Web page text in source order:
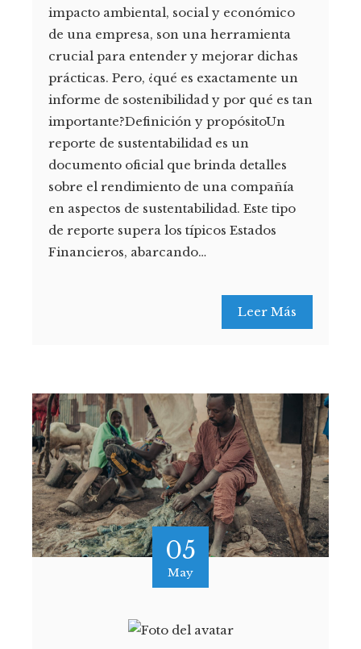
impacto ambiental, social y económico
de una empresa, son una herramienta
crucial para entender y mejorar dichas
prácticas. Pero, ¿qué es exactamente un
informe de sostenibilidad y por qué es tan
importante?Definición y propósitoUn
reporte de sustentabilidad es un
documento oficial que brinda detalles
sobre el rendimiento de una compañía
en aspectos de sustentabilidad. Este tipo
de reporte supera los típicos Estados
Financieros, abarcando…
Leer Más
05
May